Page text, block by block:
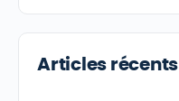
Articles récents